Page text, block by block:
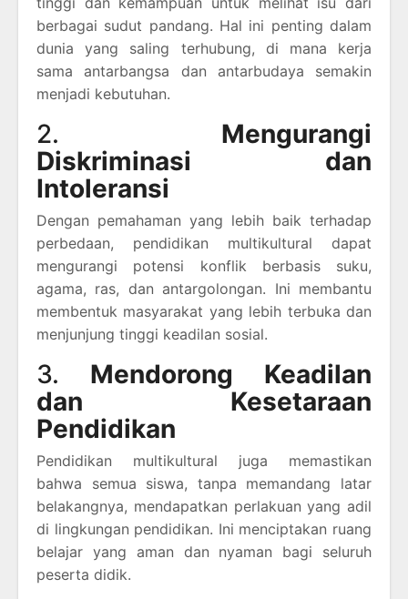
berbagai sudut pandang. Hal ini penting dalam
dunia yang saling terhubung, di mana kerja
sama antarbangsa dan antarbudaya semakin
menjadi kebutuhan.
2. Mengurangi
Diskriminasi dan
Intoleransi
Dengan pemahaman yang lebih baik terhadap
perbedaan, pendidikan multikultural dapat
mengurangi potensi konflik berbasis suku,
agama, ras, dan antargolongan. Ini membantu
membentuk masyarakat yang lebih terbuka dan
menjunjung tinggi keadilan sosial.
3. Mendorong Keadilan
dan Kesetaraan
Pendidikan
Pendidikan multikultural juga memastikan
bahwa semua siswa, tanpa memandang latar
belakangnya, mendapatkan perlakuan yang adil
di lingkungan pendidikan. Ini menciptakan ruang
belajar yang aman dan nyaman bagi seluruh
peserta didik.